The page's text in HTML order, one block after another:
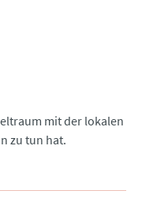
mit der lokalen
zu tun hat.